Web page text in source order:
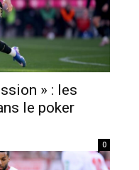
» : les
le poker
0